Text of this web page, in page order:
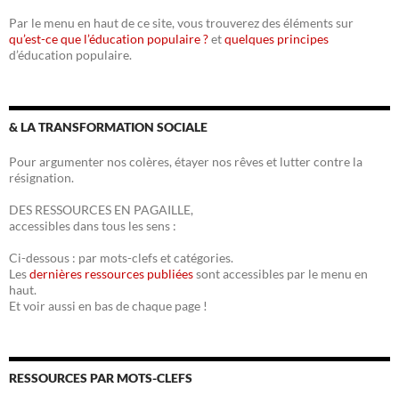
Par le menu en haut de ce site, vous trouverez des éléments sur
qu’est-ce que l’éducation populaire ?etquelques principes
d’éducation populaire.
& LA TRANSFORMATION SOCIALE
Pour argumenter nos colères, étayer nos rêves et lutter contre la
résignation.
DES RESSOURCES EN PAGAILLE,
accessibles dans tous les sens :
Ci-dessous : par mots-clefs et catégories.
Lesdernières ressources publiéessont accessibles par le menu en
haut.
Et voir aussi en bas de chaque page !
RESSOURCES PAR MOTS-CLEFS